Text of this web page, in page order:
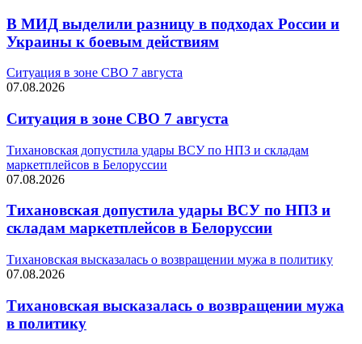
В МИД выделили разницу в подходах России и
Украины к боевым действиям
Ситуация в зоне СВО 7 августа
07.08.2026
Ситуация в зоне СВО 7 августа
Тихановская допустила удары ВСУ по НПЗ и складам
маркетплейсов в Белоруссии
07.08.2026
Тихановская допустила удары ВСУ по НПЗ и
складам маркетплейсов в Белоруссии
Тихановская высказалась о возвращении мужа в политику
07.08.2026
Тихановская высказалась о возвращении мужа
в политику